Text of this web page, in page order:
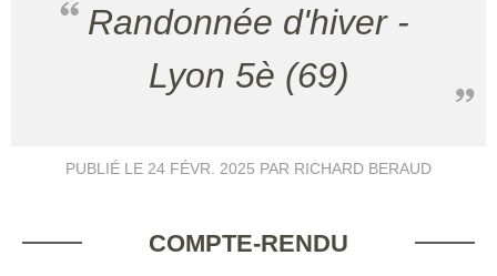
Randonnée d'hiver -
Lyon 5è (69)
PUBLIÉ LE 24 FÉVR. 2025 PAR RICHARD BERAUD
COMPTE-RENDU